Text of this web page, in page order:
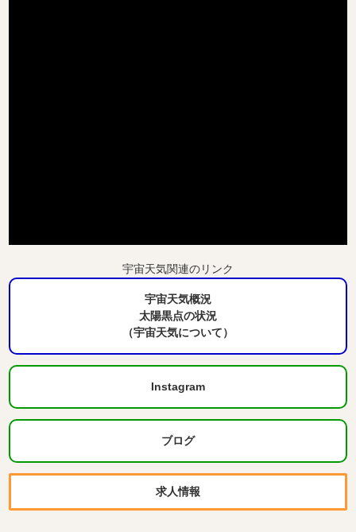
宇宙天気関連のリンク
宇宙天気概況
太陽黒点の状況
（宇宙天気について）
Instagram
ブログ
求人情報